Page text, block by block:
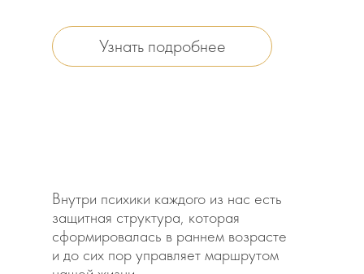
Узнать подробнее
Внутри психики каждого из нас есть
защитная структура, которая
сформировалась в раннем возрасте
и до сих пор управляет маршрутом